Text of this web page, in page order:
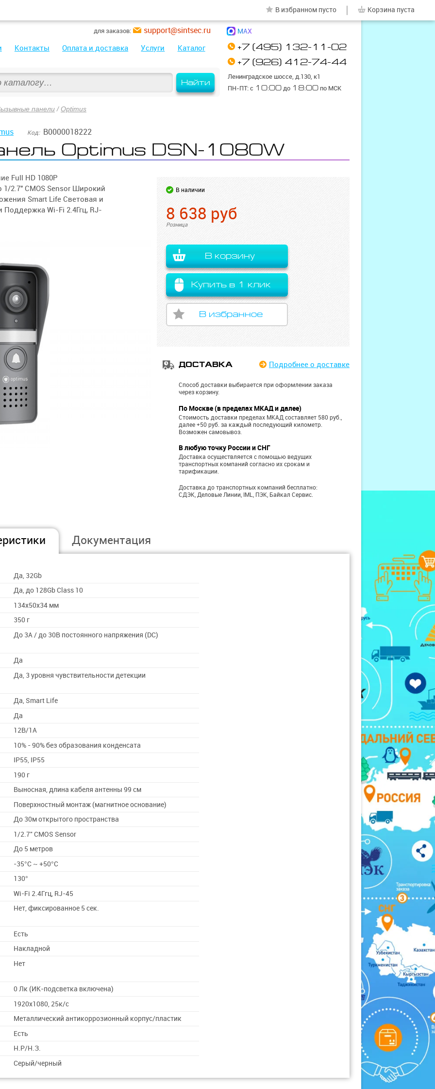
Найти
Контакты Оплата и доставка Услуги Каталог
+7 (495) 132-11-02
+7 (926) 412-74-44
Ленинградское шоссе, д.130, к1
ПН-ПТ: с 10:00 до 18:00 по МСК
для заказов: support@sintsec.ru MAX
В избранном пусто Корзина пуста
панели / Optimus
Код: В0000018222
Optimus DSN-1080W
Full HD 1080Р
1/2.7" CMOS Sensor Широкий
Smart Life Световая и
Wi-Fi 2.4Ггц, RJ-
В наличии
8 638 руб
Розница
В корзину
Купить в 1 клик
В избранное
ДОСТАВКА Подробнее о доставке
Способ доставки выбирается при оформлении заказа
через корзину.
По Москве (в пределах МКАД и далее)
Стоимость доставки пределах МКАД составляет 580 руб.,
далее +50 руб. за каждый последующий километр.
Возможен самовывоз.
В любую точку России и СНГ
Доставка осуществляется с помощью ведущих
транспортных компаний согласно их срокам и
тарификации.
Доставка до транспортных компаний бесплатно:
СДЭК, Деловые Линии, IML, ПЭК, Байкал Сервис.
Документация
Да, 32Gb
Да, до 128Gb Class 10
134х50х34 мм
350 г
До 3А / до 30В постоянного напряжения (DC)
Да
Да, 3 уровня чувствительности детекции
Да, Smart Life
Да
12В/1А
10% - 90% без образования конденсата
IP55, IP55
190 г
Выносная, длина кабеля антенны 99 см
Поверхностный монтаж (магнитное основание)
До 30м открытого пространства
1/2.7'' CMOS Sensor
До 5 метров
-35°C ~ +50°C
130°
Wi-Fi 2.4Ггц, RJ-45
Нет, фиксированное 5 сек.
Есть
Накладной
Нет
0 Лк (ИК-подсветка включена)
1920х1080, 25к/с
Металлический антикоррозионный корпус/пластик
Есть
Н.Р/Н.З.
Серый/черный